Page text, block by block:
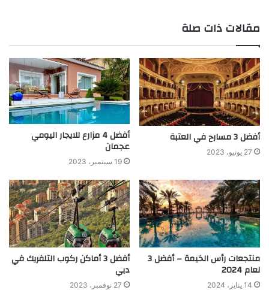
مقالات ذات صلة
أفضل 3 مسارح في العتبة
27 يونيو، 2023
أفضل 4 مزارع للايجار اليومي
عجمان
19 سبتمبر، 2023
منتجعات رأس الخيمة – أفضل 3
لعام 2024
14 يناير، 2024
أفضل 3 أماكن ركوب التلفريك في
دبي
27 نوفمبر، 2023